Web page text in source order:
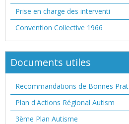
Prise en charge des interventi
Convention Collective 1966
Documents utiles
Recommandations de Bonnes Prat
Plan d'Actions Régional Autism
3ème Plan Autisme